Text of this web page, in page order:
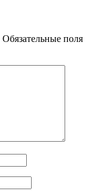
Обязательные поля